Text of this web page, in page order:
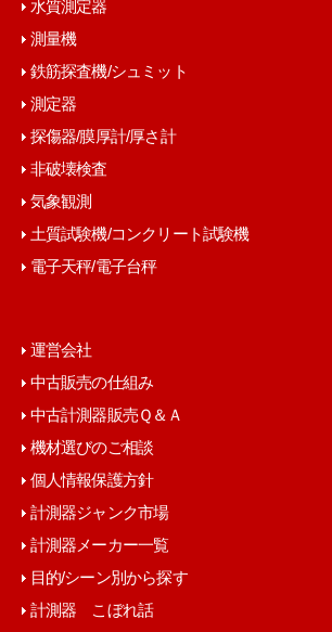
水質測定器
測量機
鉄筋探査機/シュミット
測定器
探傷器/膜厚計/厚さ計
非破壊検査
気象観測
土質試験機/コンクリート試験機
電子天秤/電子台秤
運営会社
中古販売の仕組み
中古計測器販売Ｑ＆Ａ
機材選びのご相談
個人情報保護方針
計測器ジャンク市場
計測器メーカー一覧
目的/シーン別から探す
計測器 こぼれ話